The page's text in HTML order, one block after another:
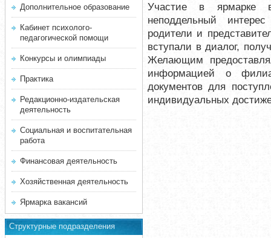
Дополнительное образование
Кабинет психолого-
педагогической помощи
Конкурсы и олимпиады
Практика
Редакционно-издательская
деятельность
Социальная и воспитательная
работа
Финансовая деятельность
Хозяйственная деятельность
Ярмарка вакансий
Структурные подразделения
Участие в ярмарке
неподдельный
родители и
вступали в диалог,
Желающим
информацией о
документов для
индивидуальных